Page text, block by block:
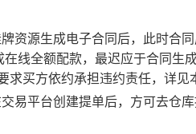
资源生成电子合同后，此时合
在线全额配款，最迟应于合同
求买方依约承担违约责任，详见
易平台创建提单后，方可去仓